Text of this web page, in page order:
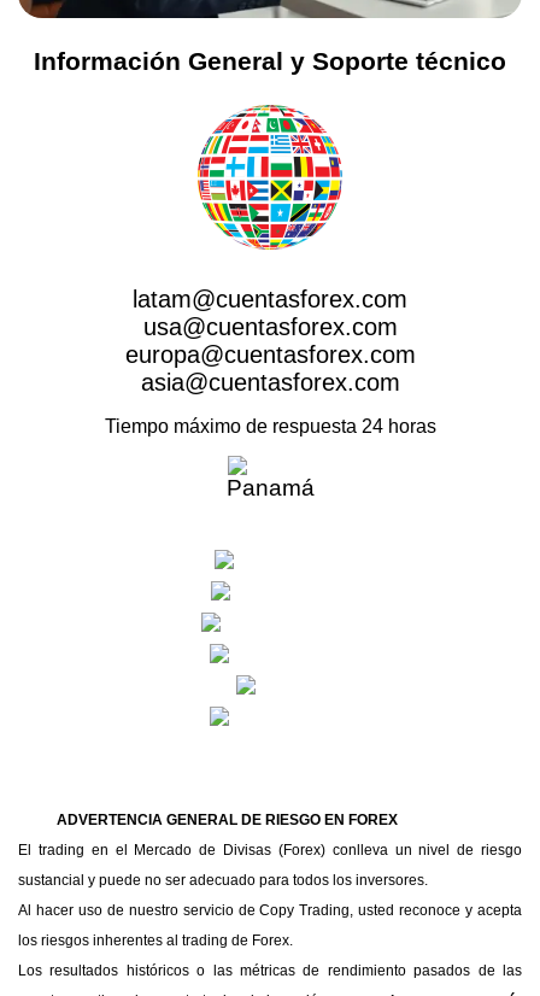
Información General y Soporte técnico
latam@cuentasforex.com
usa@cuentasforex.com
europa@cuentasforex.com
asia@cuentasforex.com
Tiempo máximo de respuesta 24 horas
Panamá
ADVERTENCIA GENERAL DE RIESGO EN FOREX
El trading en el Mercado de Divisas (Forex) conlleva un nivel de riesgo
sustancial y puede no ser adecuado para todos los inversores.
Al hacer uso de nuestro servicio de Copy Trading, usted reconoce y acepta
los riesgos inherentes al trading de Forex.
Los resultados históricos o las métricas de rendimiento pasados de las